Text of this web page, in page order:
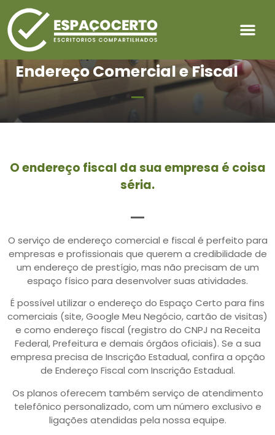
Endereço Comercial e Fiscal
O endereço fiscal da sua empresa é coisa
séria.
O serviço de endereço comercial e fiscal é perfeito para
empresas e profissionais que querem a credibilidade de
um endereço de prestígio, mas não precisam de um
espaço físico para desenvolver suas atividades.
É possível utilizar o endereço do Espaço Certo para fins
comerciais (site, Google Meu Negócio, cartão de visitas)
e como endereço fiscal (registro do CNPJ na Receita
Federal, Prefeitura e demais órgãos oficiais). Se a sua
empresa precisa de Inscrição Estadual, confira a opção
de Endereço Fiscal com Inscrição Estadual.
Os planos oferecem também serviço de atendimento
telefônico personalizado, com um número exclusivo e
ligações atendidas pela nossa equipe.